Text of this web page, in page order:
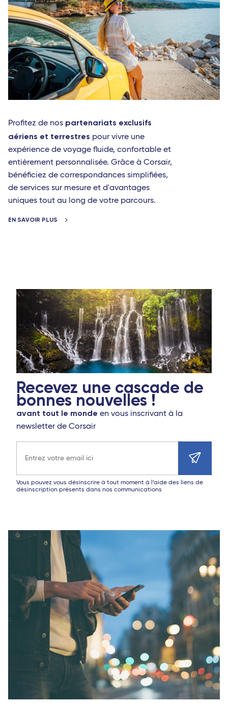
Profitez de nos partenariats exclusifs
aériens et terrestres pour vivre une
expérience de voyage fluide, confortable et
entièrement personnalisée. Grâce à Corsair,
bénéficiez de correspondances simplifiées,
de services sur mesure et d'avantages
uniques tout au long de votre parcours.
EN SAVOIR PLUS
Recevez une cascade de
bonnes nouvelles !
avant tout le monde en vous inscrivant à la
newsletter de Corsair
Vous pouvez vous désinscrire à tout moment à l’aide des liens de
désinscription présents dans nos communications